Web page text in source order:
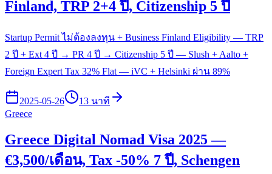
Finland, TRP 2+4 ปี, Citizenship 5 ปี
Startup Permit ไม่ต้องลงทุน + Business Finland Eligibility — TRP
2 ปี + Ext 4 ปี → PR 4 ปี → Citizenship 5 ปี — Slush + Aalto +
Foreign Expert Tax 32% Flat — iVC + Helsinki ผ่าน 89%
2025-05-26
13 นาที
Greece
Greece Digital Nomad Visa 2025 —
€3,500/เดือน, Tax -50% 7 ปี, Schengen